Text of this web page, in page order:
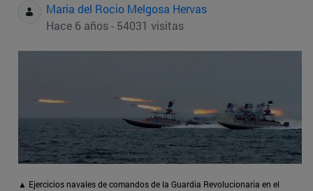
Maria del Rocio Melgosa Hervas
Hace 6 años - 54031 visitas
▲ Ejercicios navales de comandos de la Guardia Revolucionaria en el